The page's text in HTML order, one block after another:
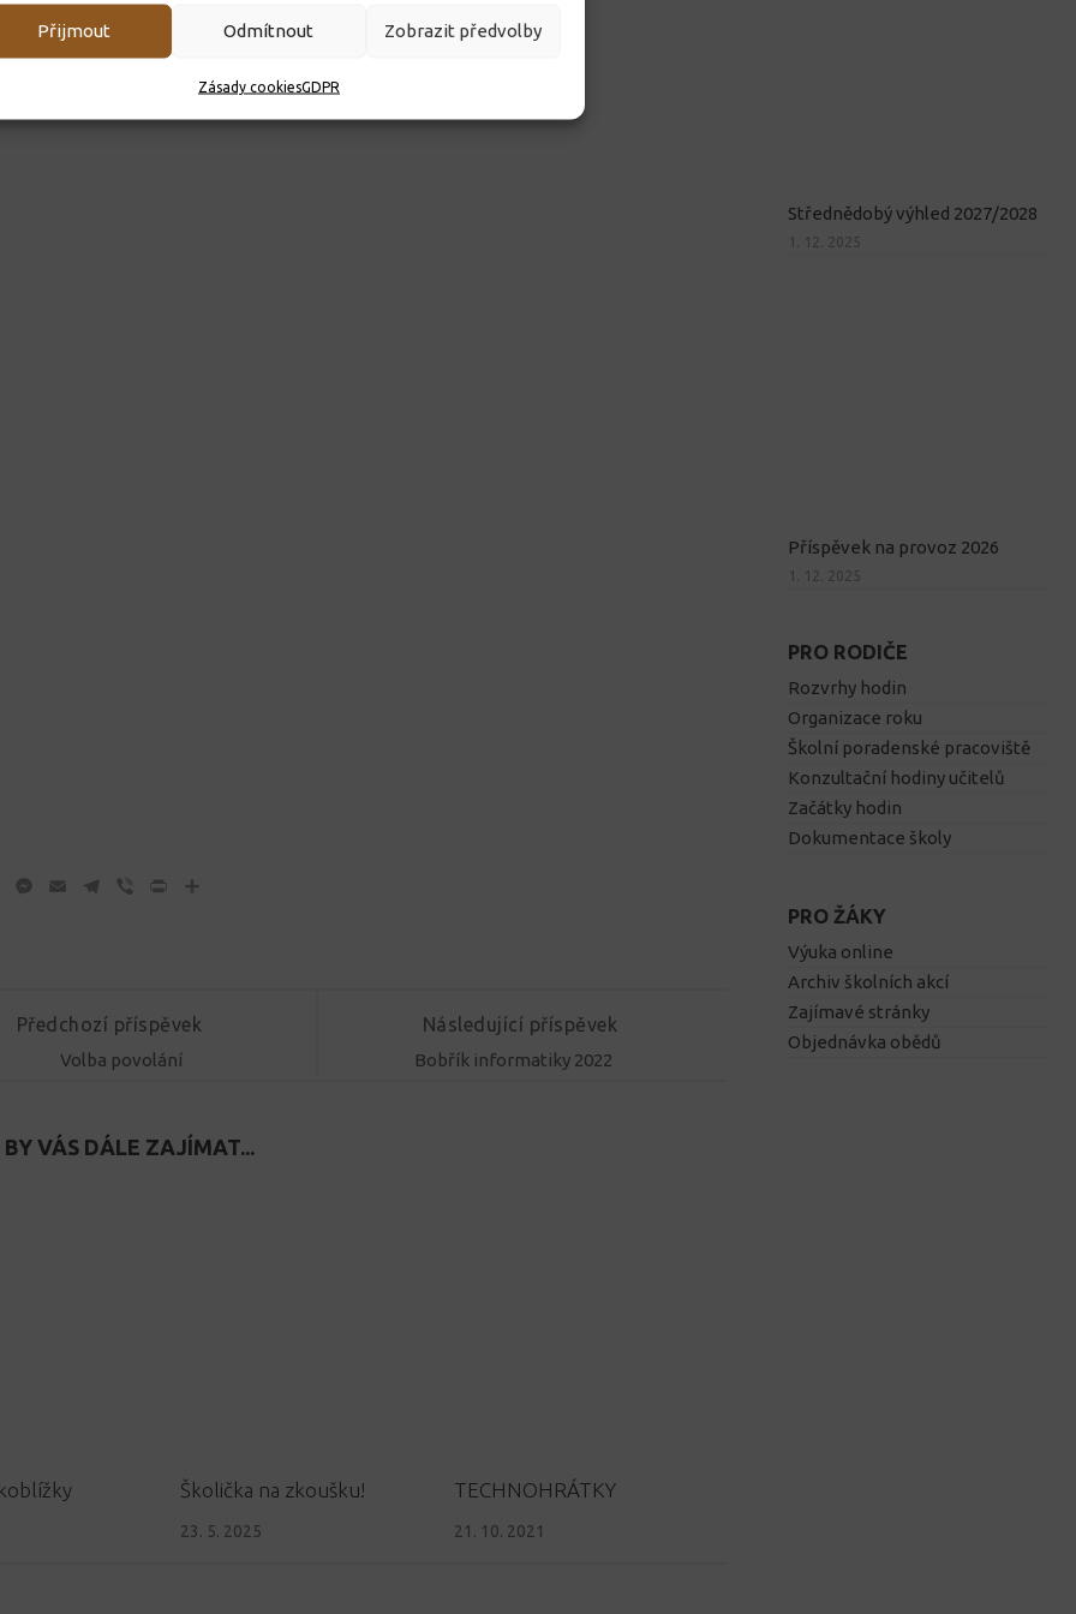
Přijmout Odmítnout Zobrazit předvolby
Zásady cookiesGDPR
WhatsApp
Messenger
Email Telegram
Viber Print
Následující příspěvek
Bobřík informatiky 2022
Předchozí příspěvek
Volba povolání
VÁS DÁLE ZAJÍMAT...
Školička na zkoušku!
23. 5. 2025
TECHNOHRÁTKY
21. 10. 2021
Střednědobý výhled 2027/2028
1. 12. 2025
Příspěvek na provoz 2026
1. 12. 2025
PRO RODIČE
Rozvrhy hodin
Organizace roku
Školní poradenské pracoviště
Konzultační hodiny učitelů
Začátky hodin
Dokumentace školy
PRO ŽÁKY
Výuka online
Archiv školních akcí
Zajímavé stránky
Objednávka obědů